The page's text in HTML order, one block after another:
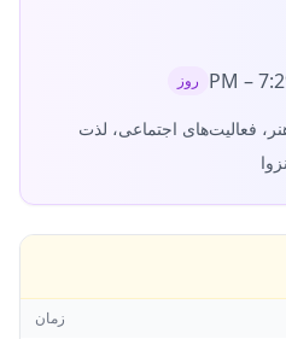
– روز
فعالیت‌های اجتماعی، لذت
زمان